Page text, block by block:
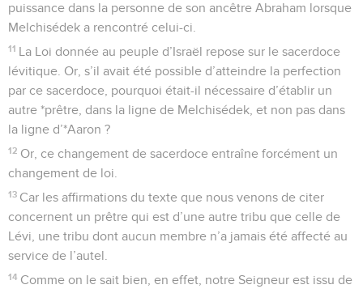
puissance dans la personne de son ancêtre Abraham lorsque
Melchisédek a rencontré celui-ci.
11 La Loi donnée au peuple d’Israël repose sur le sacerdoce
lévitique. Or, s’il avait été possible d’atteindre la perfection
par ce sacerdoce, pourquoi était-il nécessaire d’établir un
autre *prêtre, dans la ligne de Melchisédek, et non pas dans
la ligne d’*Aaron ?
12 Or, ce changement de sacerdoce entraîne forcément un
changement de loi.
13 Car les affirmations du texte que nous venons de citer
concernent un prêtre qui est d’une autre tribu que celle de
Lévi, une tribu dont aucun membre n’a jamais été affecté au
service de l’autel.
14 Comme on le sait bien, en effet, notre Seigneur est issu de